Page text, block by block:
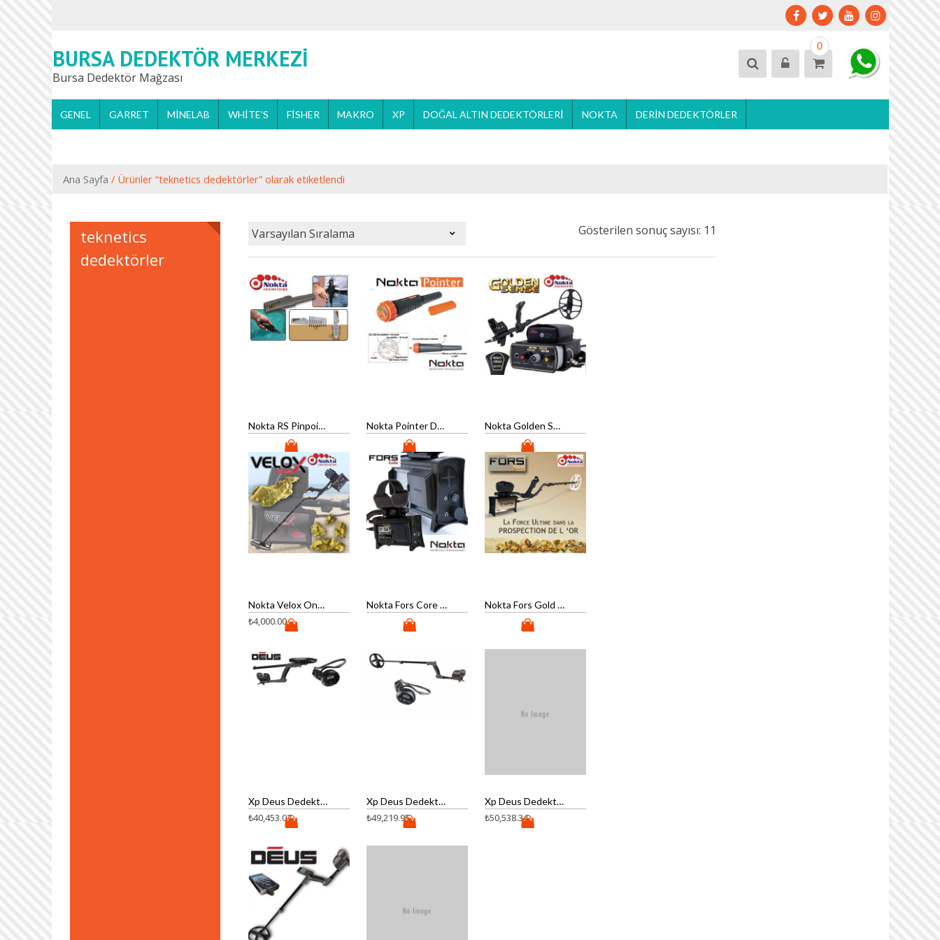
BURSA DEDEKTÖR MERKEZI
Bursa Dedektör Mağzası
0
GENEL GARRET MINELAB WHITE’S FISHER MAKRO XP DOĞAL ALTIN DEDEKTÖRLERI NOKTA DERIN DEDEKTÖRLER
Ana Sayfa / Ürünler “teknetics dedektörler” olarak etiketlendi
teknetics
dedektörler
Gösterilen sonuç sayısı: 11
Nokta RS Pinpointer Dedektör Nokta Pointer Dedektör Nokta Golden Sense Dedektör
Nokta Velox One Dedektör
₺4,000.00
Nokta Fors Core Dedektör Nokta Fors Gold Dedektör
Xp Deus Dedektör (WS4 Kulaklık kontrol ünitesi ve 22cm Başlık)
₺40,453.07
Xp Deus Dedektör (WS5 Kulaklık ve 22cm Başlık)
₺49,219.95
Xp Deus Dedektör (WS5 Kulaklık ve 28cm Başlık)
₺50,538.34